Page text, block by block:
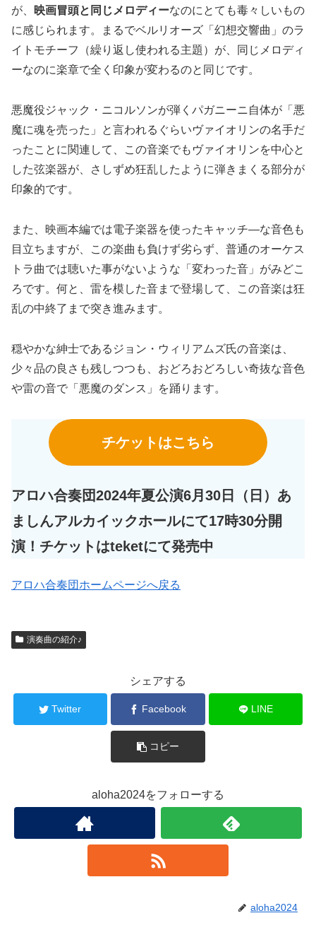
が、 映画冒頭と同じメロディーなのにとても毒々しいもの
に感じられます。まるでベルリオーズ「幻想交響曲」のラ
イトモチーフ（繰り返し使われる主題）が、同じメロディ
ーなのに楽章で全く印象が変わるのと同じです。
悪魔役ジャック・ニコルソンが弾くパガニーニ自体が「悪
魔に魂を売った」と言われるぐらいヴァイオリンの名手だ
ったことに関連して、この音楽でもヴァイオリンを中心と
した弦楽器が、さしずめ狂乱したように弾きまくる部分が
印象的です。
また、映画本編では電子楽器を使ったキャッチ―な音色も
目立ちますが、この楽曲も負けず劣らず、普通のオーケス
トラ曲では聴いた事がないような「変わった音」がみどこ
ろです。何と、雷を模した音まで登場して、この音楽は狂
乱の中終了まで突き進みます。
穏やかな紳士であるジョン・ウィリアムズ氏の音楽は、
少々品の良さも残しつつも、おどろおどろしい奇抜な音色
や雷の音で「悪魔のダンス」を踊ります。
チケットはこちら
アロハ合奏団2024年夏公演6月30日（日）あ
ましんアルカイックホールにて17時30分開
演！チケットはteketにて発売中
アロハ合奏団ホームページへ戻る
演奏曲の紹介♪
シェアする
Twitter Facebook LINE
コピー
aloha2024をフォローする
aloha2024